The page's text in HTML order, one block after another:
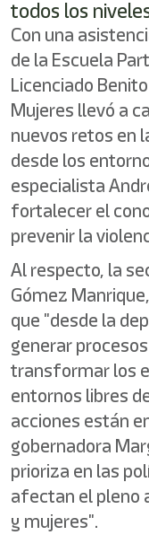
todos los
Con una
de la Escuela
Licenciado
Mujeres llevó a
nuevos retos en
desde los
especialista
fortalecer el
prevenir la
Al respecto, la
Gómez
que "desde la
generar
transformar los
entornos libres
acciones están
gobernadora
prioriza en las
afectan el pleno
y mujeres".